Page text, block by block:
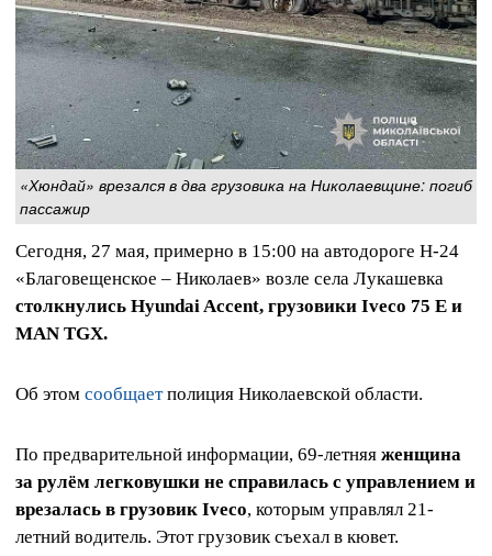
«Хюндай» врезался в два грузовика на Николаевщине: погиб
пассажир
Сегодня, 27 мая, примерно в 15:00 на автодороге Н-24
«Благовещенское – Николаев» возле села Лукашевка
столкнулись Hyundai Accent, грузовики Iveco 75 E и
MAN TGX.
Об этом сообщаетполиция Николаевской области.
По предварительной информации, 69-летняя женщина
за рулём легковушки не справилась с управлением и
врезалась в грузовик Iveco, которым управлял 21-
летний водитель. Этот грузовик съехал в кювет.